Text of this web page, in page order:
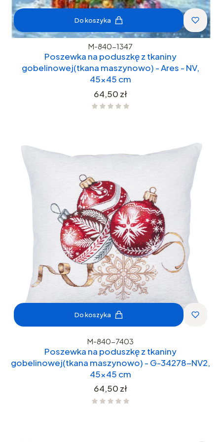
Do koszyka
M-840-1347
Poszewka na poduszkę z tkaniny
gobelinowej(tkana maszynowo) - Ares - NV,
45x45 cm
Cena
64,50 zł
Do koszyka
M-840-7403
Poszewka na poduszkę z tkaniny
gobelinowej(tkana maszynowo) - G-34278-NV2,
45x45 cm
Cena
64,50 zł